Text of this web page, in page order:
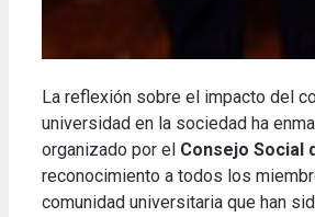
La reflexión sobre el impacto del
universidad en la sociedad ha
organizado por el Consejo Social
reconocimiento a todos los
comunidad universitaria que han